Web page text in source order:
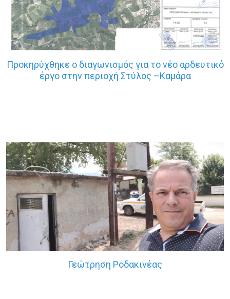
Προκηρύχθηκε o διαγωνισμός για τo νέο αρδευτικό
έργο στην περιοχή Στύλος –Καμάρα
Γεώτρηση Ροδακινέας